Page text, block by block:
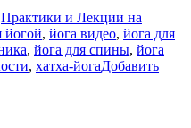
Практики и Лекции на
йогой, йога видео, йога для
, йога для спины, йога
, хатха-йогаДобавить